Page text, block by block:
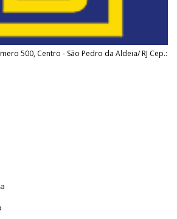
500, Centro - São Pedro da Aldeia/ RJ Cep.: